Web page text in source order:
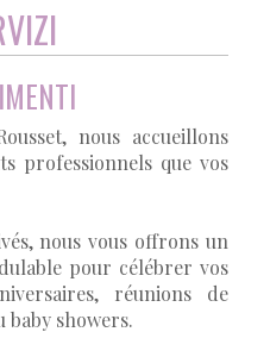
nous accueillons
professionnels que vos
nous vous offrons un
pour célébrer vos
réunions de
baby showers.